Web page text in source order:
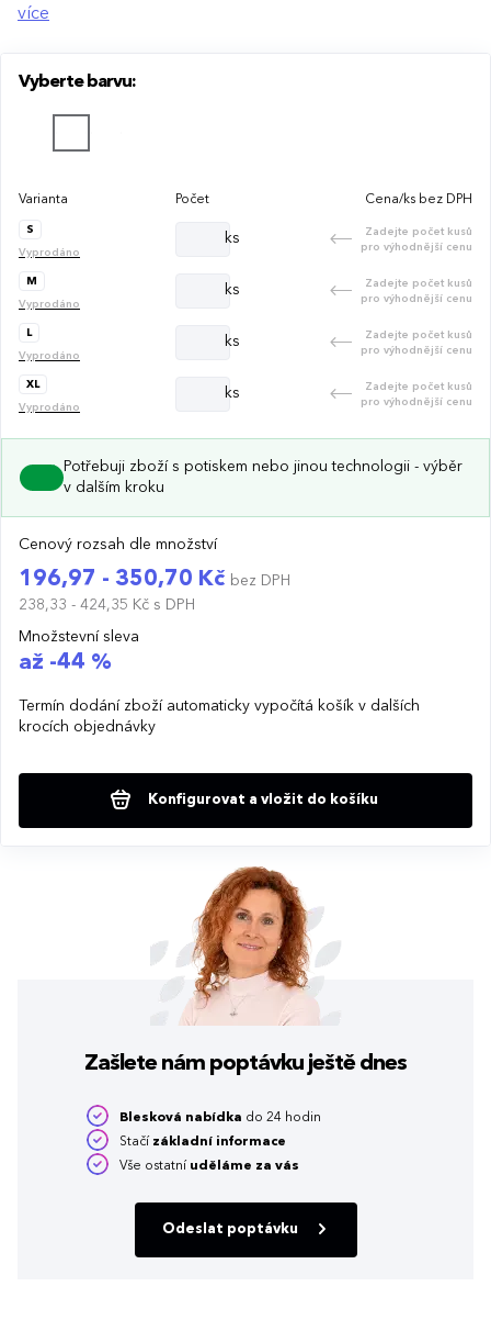
Postranní švy. Malý štítek s označením velikosti v límci.
více
Vyberte barvu:
Varianta Počet Cena/ks bez DPH
S
Vyprodáno
ks
Zadejte počet kusů
pro výhodnější cenu
M
Vyprodáno
ks
Zadejte počet kusů
pro výhodnější cenu
L
Vyprodáno
ks
Zadejte počet kusů
pro výhodnější cenu
XL
Vyprodáno
ks
Zadejte počet kusů
pro výhodnější cenu
Potřebuji zboží s potiskem nebo jinou technologii - výběr
v dalším kroku
Cenový rozsah dle množství
196,97 - 350,70 Kč bez DPH
238,33 - 424,35 Kč s DPH
Množstevní sleva
až -44 %
Termín dodání zboží automaticky vypočítá košík v dalších
krocích objednávky
Konfigurovat a vložit do košíku
Zašlete nám poptávku ještě dnes
Blesková nabídka do 24 hodin
Stačí základní informace
Vše ostatní uděláme za vás
Odeslat poptávku